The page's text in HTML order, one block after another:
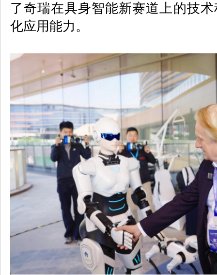
了奇瑞在具身智能新赛道上的技
化应用能力。